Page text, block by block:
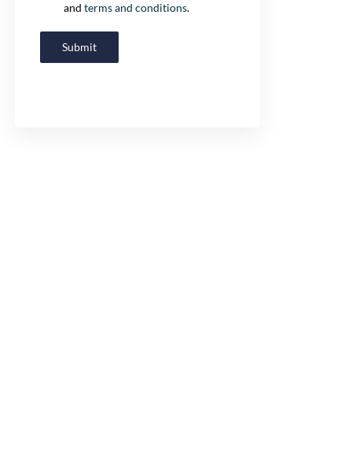
and terms and conditions.
Submit